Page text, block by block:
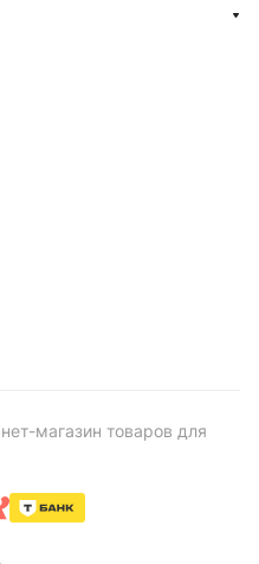
магазин товаров для